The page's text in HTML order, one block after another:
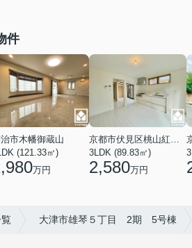
件
市木幡御蔵山
(121.33㎡)
万円
3LDK (89.83㎡)
2,580万円
大津市雄琴５丁目 2期 5号棟